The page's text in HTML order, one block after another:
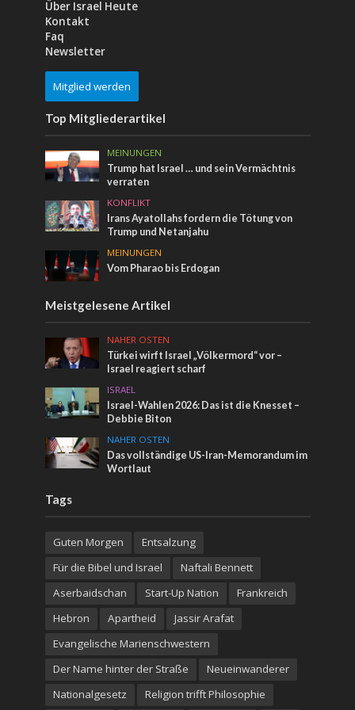
Über Israel Heute
Kontakt
Faq
Newsletter
Mitglied werden
Top Mitgliederartikel
MEINUNGEN
Trump hat Israel … und sein Vermächtnis
verraten
KONFLIKT
Irans Ayatollahs fordern die Tötung von
Trump und Netanjahu
MEINUNGEN
Vom Pharao bis Erdogan
Meistgelesene Artikel
NAHER OSTEN
Türkei wirft Israel „Völkermord“ vor –
Israel reagiert scharf
ISRAEL
Israel-Wahlen 2026: Das ist die Knesset –
Debbie Biton
NAHER OSTEN
Das vollständige US-Iran-Memorandum im
Wortlaut
Tags
Guten Morgen
Entsalzung
Für die Bibel und Israel
Naftali Bennett
Aserbaidschan
Start-Up Nation
Frankreich
Hebron
Apartheid
Jassir Arafat
Evangelische Marienschwestern
Der Name hinter der Straße
Neueinwanderer
Nationalgesetz
Religion trifft Philosophie